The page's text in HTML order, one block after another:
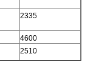
2335
4600
2510